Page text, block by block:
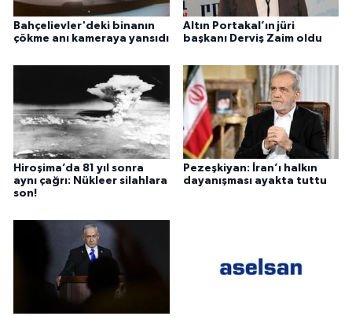
Bahçelievler'deki binanın
çökme anı kameraya yansıdı
Altın Portakal’ın jüri
başkanı Derviş Zaim oldu
Hiroşima’da 81 yıl sonra
aynı çağrı: Nükleer silahlara
son!
Pezeşkiyan: İran’ı halkın
dayanışması ayakta tuttu